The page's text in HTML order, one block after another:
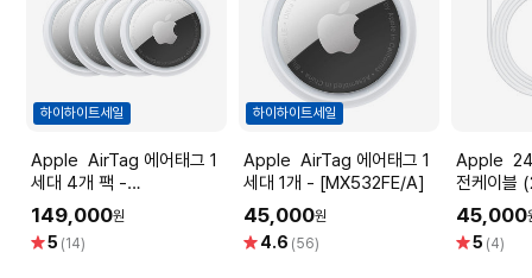
하이하이트세일
Apple AirTag 에어태그 1
세대 4개 팩 -
[MX542FE/A]
149,000원
별5 (14)
하이하이트세일
Apple AirTag 에어태그 1
세대 1개 - [MX532FE/A]
45,000원
별 4.6 (56)
Apple 240W USB-C 충
전케이블
45,000
별5 (4)